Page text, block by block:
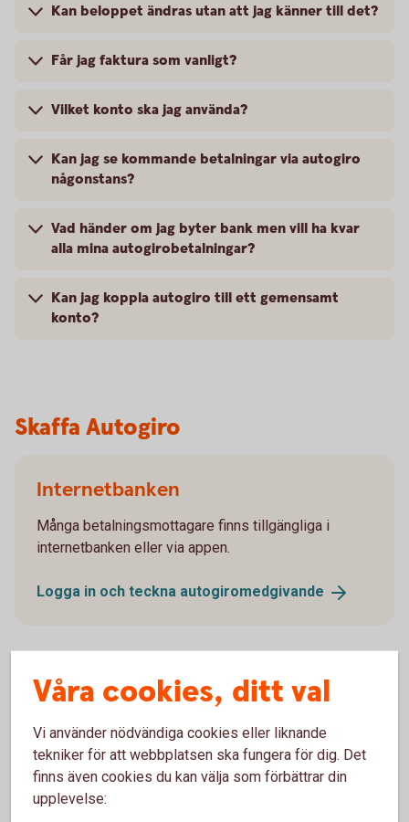
Kan beloppet ändras utan att jag känner till det?
Får jag faktura som vanligt?
Vilket konto ska jag använda?
Kan jag se kommande betalningar via autogiro
någonstans?
Vad händer om jag byter bank men vill ha kvar
alla mina autogirobetalningar?
Kan jag koppla autogiro till ett gemensamt
konto?
Skaffa Autogiro
Internetbanken
Många betalningsmottagare finns tillgängliga i
internetbanken eller via appen.
Logga in och teckna autogiromedgivande
Betalningsmottagaren
Anslut dig till Autogiro genom att kontakta
betalningsmottagaren och meddela att du vill teckna
autogiromedgivande.
Våra cookies, ditt val
Vi använder nödvändiga cookies eller liknande
tekniker för att webbplatsen ska fungera för dig. Det
finns även cookies du kan välja som förbättrar din
upplevelse: